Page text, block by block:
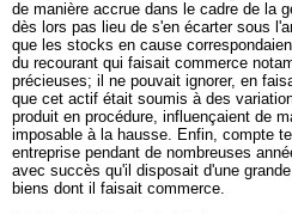
de manière accrue dans le cadre de la
dès lors pas lieu de s'en écarter sous
que les stocks en cause
du recourant qui faisait commerce
précieuses; il ne pouvait ignorer, en
que cet actif était soumis à des
produit en procédure, influençaient de
imposable à la hausse. Enfin, compte
entreprise pendant de nombreuses
avec succès qu'il disposait d'une
biens dont il faisait commerce.